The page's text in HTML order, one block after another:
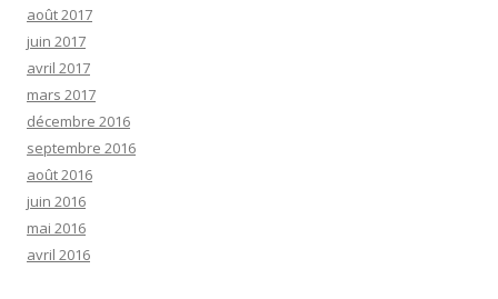
août 2017
juin 2017
avril 2017
mars 2017
décembre 2016
septembre 2016
août 2016
juin 2016
mai 2016
avril 2016